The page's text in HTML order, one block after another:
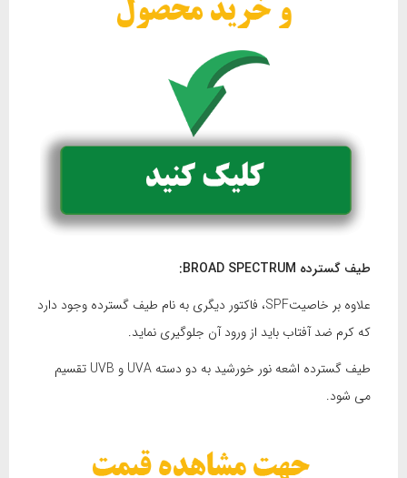
طیف گسترده BROAD SPECTRUM
:
علاوه بر خاصیتSPF، فاکتور دیگری به نام طیف گسترده وجود دارد
که کرم ضد آفتاب باید از ورود آن جلوگیری نماید.
طیف گسترده اشعه نور خورشید به دو دسته UVA و UVB تقسیم
می شود.